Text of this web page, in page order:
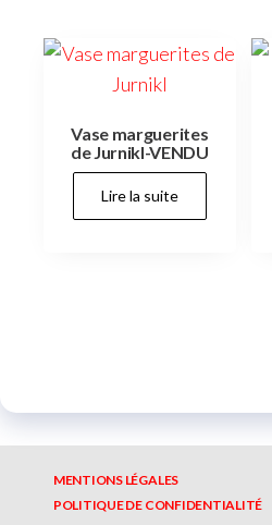
Vase marguerites
de Jurnikl-VENDU
Lire la suite
MENTIONS LÉGALES
POLITIQUE DE CONFIDENTIALITÉ